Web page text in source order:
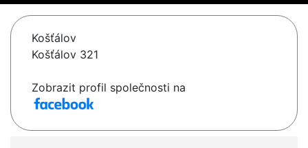
Košťálov
Košťálov 321
Zobrazit profil společnosti na